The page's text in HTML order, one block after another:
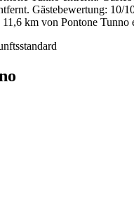
Gästebewertung: 10/
km von Pontone